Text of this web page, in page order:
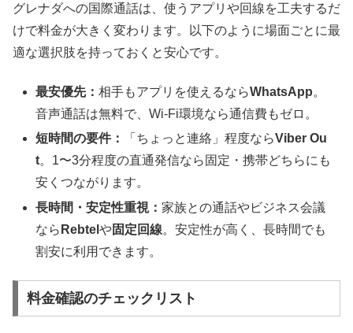
グレナダへの国際通話は、使うアプリや回線を工夫するだ
けで料金が大きく変わります。以下のように場面ごとに最
適な選択肢を持っておくと安心です。
最安優先：相手もアプリを使えるならWhatsApp。
音声通話は無料で、Wi-Fi環境なら通信費もゼロ。
短時間の要件：
「ちょっと連絡」程度ならViber Ou
t。1〜3分程度の直通発信なら固定・携帯どちらにも
安くつながります。
長時間・安定性重視：家族との通話やビジネス会議
なら Rebtelや固定回線。安定性が高く、長時間でも
割安に利用できます。
料金確認のチェックリスト